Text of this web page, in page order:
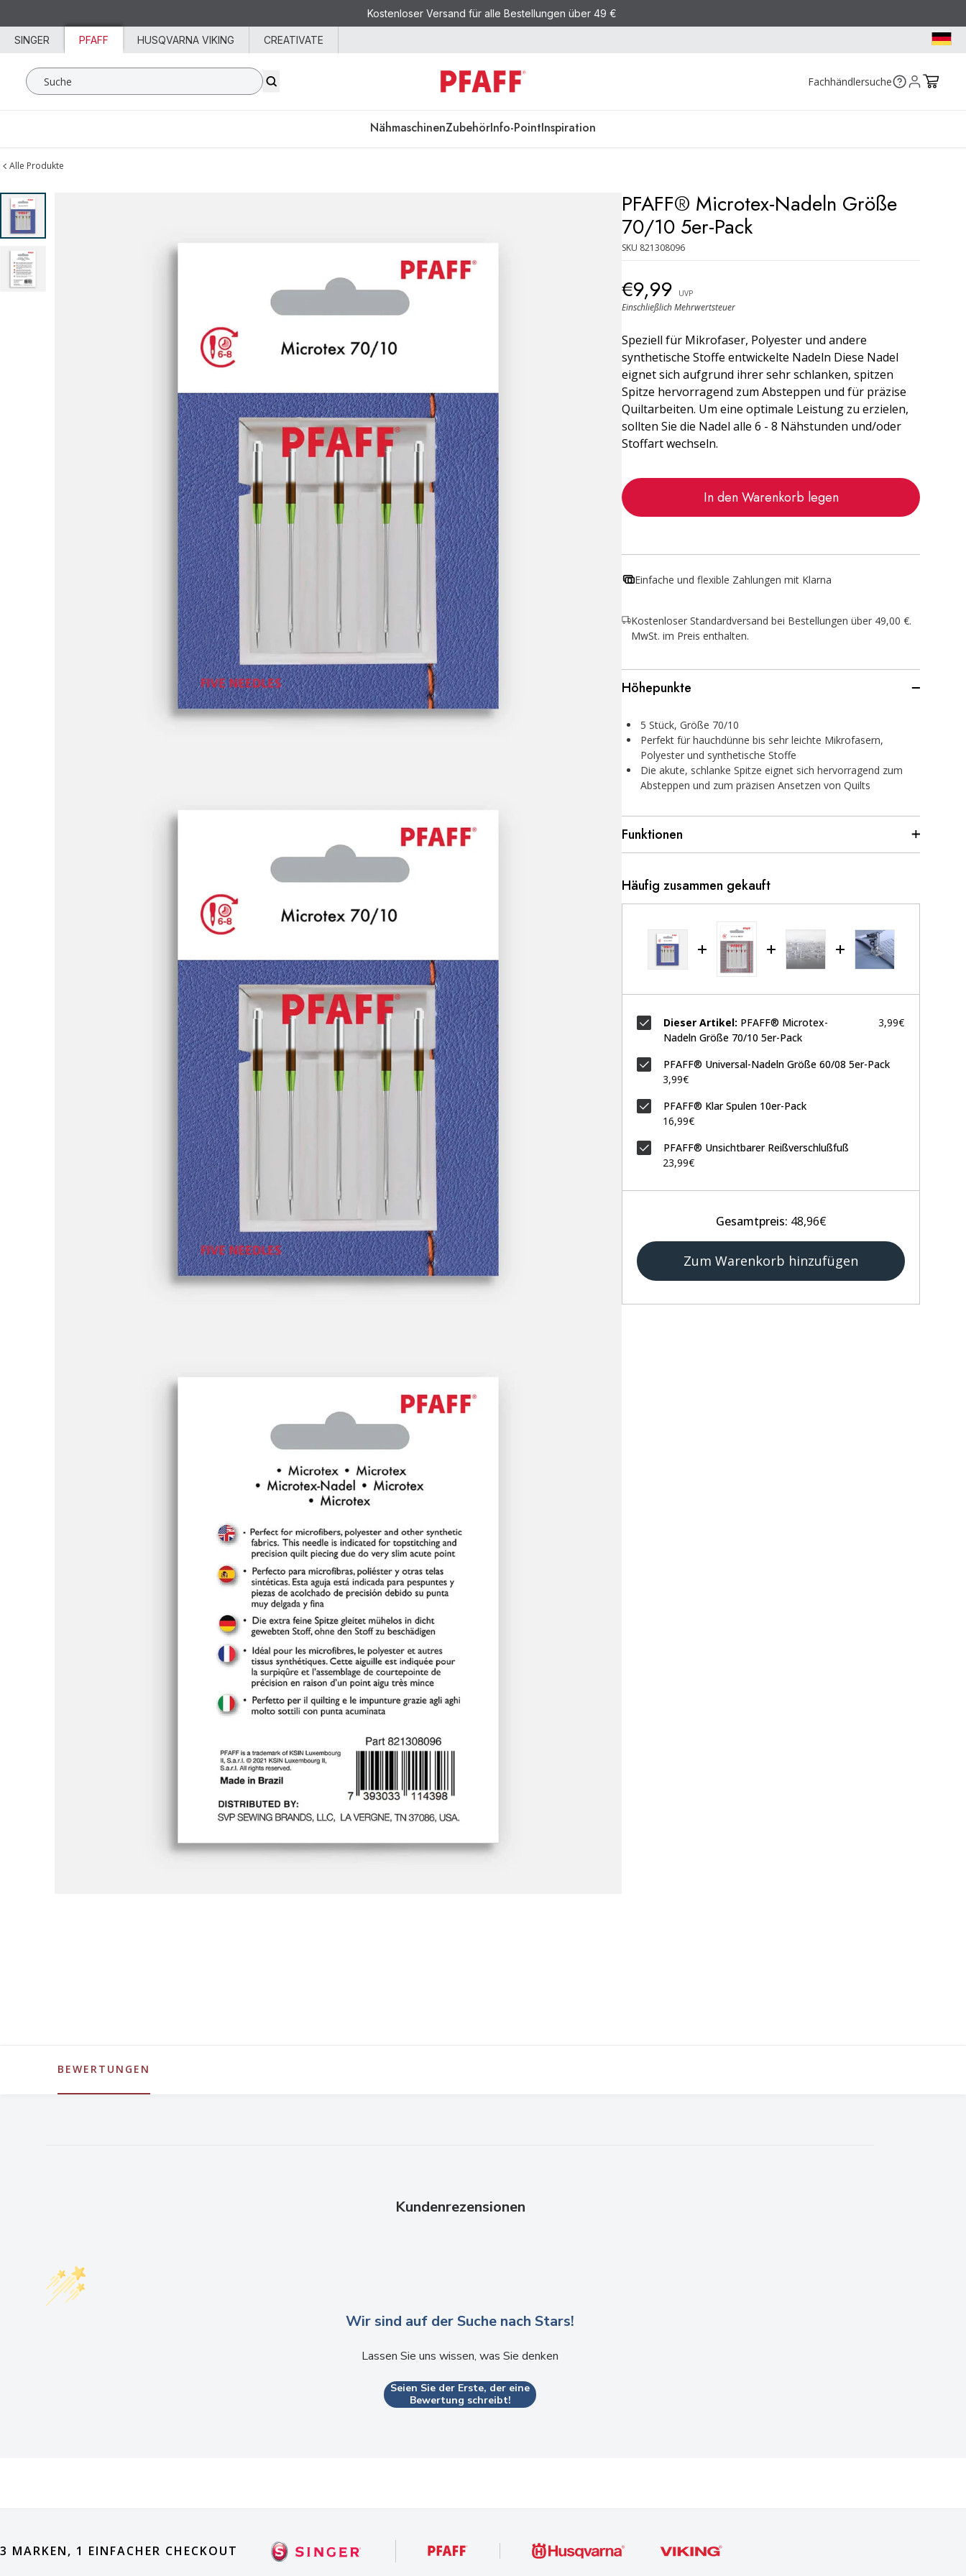
Kostenloser Versand für alle Bestellungen über 49 €
SINGER PFAFF HUSQVARNA VIKING CREATIVATE
Suche SVP Worldwide Fachhändlersuche
NähmaschinenZubehörInfo-PointInspiration
Alle Produkte
PFAFF® Microtex-Nadeln Größe
70/10 5er-Pack
SKU 821308096
€9,99 UVP
Einschließlich Mehrwertsteuer
Speziell für Mikrofaser, Polyester und andere
synthetische Stoffe entwickelte Nadeln Diese Nadel
eignet sich aufgrund ihrer sehr schlanken, spitzen
Spitze hervorragend zum Absteppen und für präzise
Quiltarbeiten. Um eine optimale Leistung zu erzielen,
sollten Sie die Nadel alle 6 - 8 Nähstunden und/oder
Stoffart wechseln.
In den Warenkorb legen
Einfache und flexible Zahlungen mit Klarna
Kostenloser Standardversand bei Bestellungen über 49,00 €.
MwSt. im Preis enthalten.
Höhepunkte
5 Stück, Größe 70/10
Perfekt für hauchdünne bis sehr leichte Mikrofasern,
Polyester und synthetische Stoffe
Die akute, schlanke Spitze eignet sich hervorragend zum
Absteppen und zum präzisen Ansetzen von Quilts
Funktionen
Häufig zusammen gekauft
Dieser Artikel: PFAFF® Microtex-
Nadeln Größe 70/10 5er-Pack
3,99€
PFAFF® Universal-Nadeln Größe 60/08 5er-Pack
3,99€
PFAFF® Klar Spulen 10er-Pack
16,99€
PFAFF® Unsichtbarer Reißverschlußfuß
23,99€
Gesamtpreis: 48,96€
Zum Warenkorb hinzufügen
BEWERTUNGEN
Kundenrezensionen
Wir sind auf der Suche nach Stars!
Lassen Sie uns wissen, was Sie denken
Seien Sie der Erste, der eine
Bewertung schreibt!
3 MARKEN, 1 EINFACHER CHECKOUT